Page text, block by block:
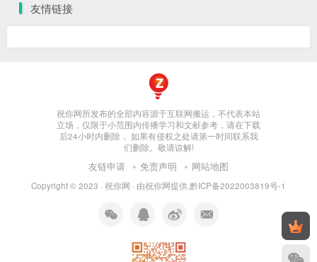
友情链接
祝你网所发布的全部内容源于互联网搬运，不代表本站
立场，仅限于小范围内传播学习和文献参考，请在下载
后24小时内删除， 如果有侵权之处请第一时间联系我
们删除。敬请谅解!
友链申请 免责声明 网站地图
Copyright © 2023 · 祝你网 · 由祝你网提供.黔ICP备2022003819号-1